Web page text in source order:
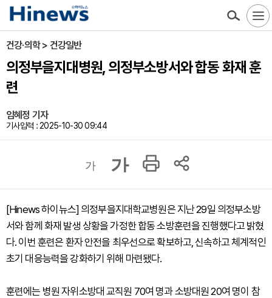
건강·의학 > 건강일반
의정부을지대병원, 의정부소방서와 합동 화재 훈
련
임혜정 기자
기사입력 : 2025-10-30 09:44
가 가
[Hinews 하이뉴스] 의정부을지대학교병원은 지난 29일 의정부소방
서와 함께 화재 발생 상황을 가정한 합동 소방훈련을 진행했다고 밝혔
다. 이번 훈련은 환자 안전을 최우선으로 확보하고, 신속하고 체계적인
초기 대응능력을 강화하기 위해 마련됐다.
훈련에는 병원 자위소방대 교직원 70여 명과 소방대원 20여 명이 참